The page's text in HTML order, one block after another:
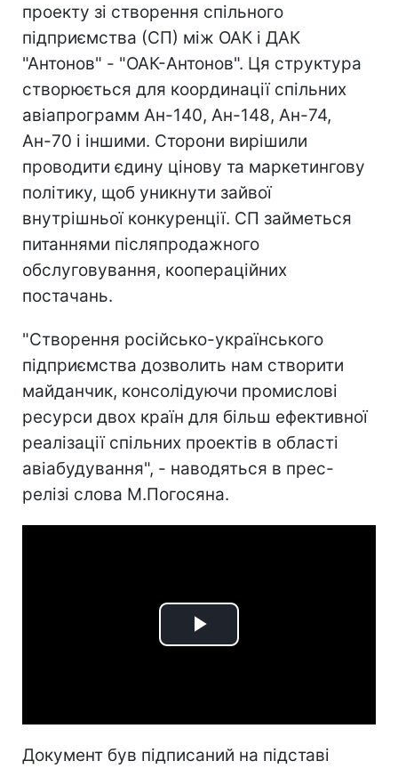
проекту зі створення спільного
підприємства (СП) між ОАК і ДАК
"Антонов" - "ОАК-Антонов". Ця структура
створюється для координації спільних
авіапрограмм Ан-140, Ан-148, Ан-74,
Ан-70 і іншими. Сторони вирішили
проводити єдину цінову та маркетингову
політику, щоб уникнути зайвої
внутрішньої конкуренції. СП займеться
питаннями післяпродажного
обслуговування, коопераційних
постачань.
"Створення російсько-українського
підприємства дозволить нам створити
майданчик, консолідуючи промислові
ресурси двох країн для більш ефективної
реалізації спільних проектів в області
авіабудування", - наводяться в прес-
релізі слова М.Погосяна.
Play
Документ був підписаний на підставі